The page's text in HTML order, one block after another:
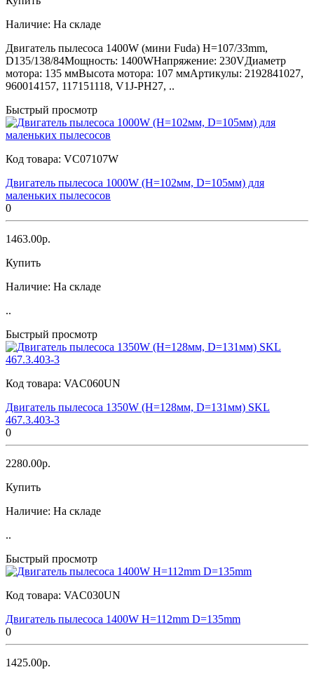
Наличие: На складе
Двигатель пылесоса 1400W (мини Fuda) H=107/33mm,
D135/138/84Мощность: 1400WНапряжение: 230VДиаметр
мотора: 135 ммВысота мотора: 107 ммАртикулы: 2192841027,
960014157, 117151118, V1J-PH27, ..
Быстрый просмотр
Код товара: VC07107W
Двигатель пылесоса 1000W (H=102мм, D=105мм) для
маленьких пылесосов
0
1463.00р.
Купить
Наличие: На складе
..
Быстрый просмотр
Код товара: VAC060UN
Двигатель пылесоса 1350W (H=128мм, D=131мм) SKL
467.3.403-3
0
2280.00р.
Купить
Наличие: На складе
..
Быстрый просмотр
Код товара: VAC030UN
Двигатель пылесоса 1400W H=112mm D=135mm
0
1425.00р.